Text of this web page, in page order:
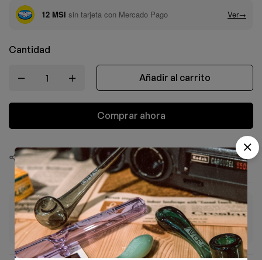
Cantidad
Añadir al carrito
Comprar ahora
Compartir este producto
ENTREGA ESTIMADA
7–10 Ago
Días hábiles
ENVÍO GRATIS
+$1,500 MXN
En tu pedido